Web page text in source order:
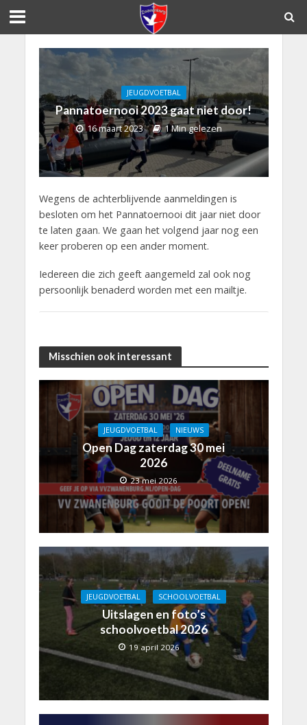
JEUGDVOETBAL
Pannatoernooi 2023 gaat niet door!
16 maart 2023 1 Min gelezen
Wegens de achterblijvende aanmeldingen is
besloten om het Pannatoernooi dit jaar niet door
te laten gaan. We gaan het volgend jaar nog een
keer proberen op een ander moment.
Iedereen die zich geeft aangemeld zal ook nog
persoonlijk benaderd worden met een mailtje.
Misschien ook interessant
JEUGDVOETBAL NIEUWS
Open Dag zaterdag 30 mei
2026
23 mei 2026
JEUGDVOETBAL SCHOOLVOETBAL
Uitslagen en foto’s
schoolvoetbal 2026
19 april 2026